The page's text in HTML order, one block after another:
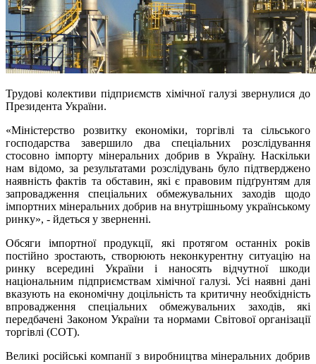
Трудові колективи підприємств хімічної галузі звернулися до
Президента України.
«Міністерство розвитку економіки, торгівлі та сільського
господарства завершило два спеціальних розслідування
стосовно імпорту мінеральних добрив в Україну. Наскільки
нам відомо, за результатами розслідувань було підтверджено
наявність фактів та обставин, які є правовим підґрунтям для
запровадження спеціальних обмежувальних заходів щодо
імпортних мінеральних добрив на внутрішньому українському
ринку», - йдеться у зверненні.
Обсяги імпортної продукції, які протягом останніх років
постійно зростають, створюють неконкурентну ситуацію на
ринку всередині України і наносять відчутної шкоди
національним підприємствам хімічної галузі. Усі наявні дані
вказують на економічну доцільність та критичну необхідність
впровадження спеціальних обмежувальних заходів, які
передбачені Законом України та нормами Світової організації
торгівлі (СОТ).
Великі російські компанії з виробництва мінеральних добрив